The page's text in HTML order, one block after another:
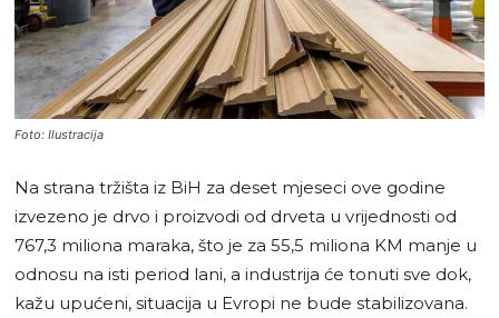
Foto: Ilustracija
Na strana tržišta iz BiH za deset mjeseci ove godine
izvezeno je drvo i proizvodi od drveta u vrijednosti od
767,3 miliona maraka, što je za 55,5 miliona KM manje u
odnosu na isti period lani, a industrija će tonuti sve dok,
kažu upućeni, situacija u Evropi ne bude stabilizovana.